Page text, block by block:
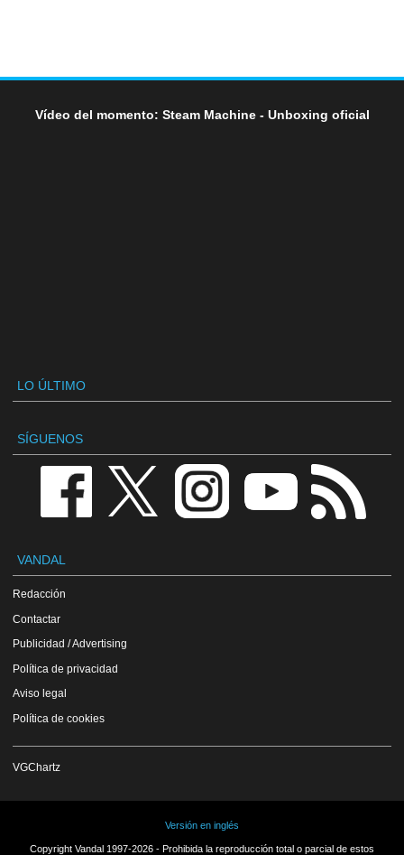
Vídeo del momento: Steam Machine - Unboxing oficial
LO ÚLTIMO
SÍGUENOS
VANDAL
Redacción
Contactar
Publicidad / Advertising
Política de privacidad
Aviso legal
Política de cookies
VGChartz
Versión en inglés
Copyright Vandal 1997-2026 - Prohibida la reproducción total o parcial de estos